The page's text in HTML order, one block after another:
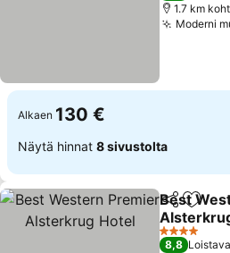
1.7 km
Moderni
Alkaen 130 €
Näytä hinnat 8 sivustolta
Jaa Lisää
Best
Katso
4 Tähtiluokitus
8,8 Loistava